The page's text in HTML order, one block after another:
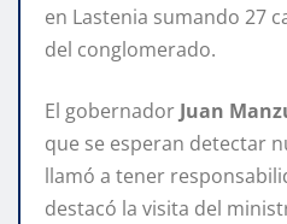
en Lastenia sumando 27
del conglomerado.
El gobernador Juan
que se esperan detectar
llamó a tener
destacó la visita del